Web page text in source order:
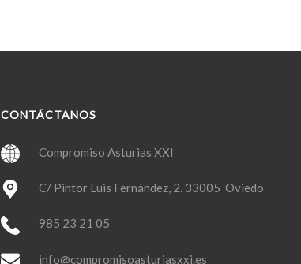
CONTÁCTANOS
Compromiso Asturias XXI
C/ Pintor Luis Fernández, 2. 33005 Oviedo
985 23 21 05
info@compromisoasturiasxxi.es